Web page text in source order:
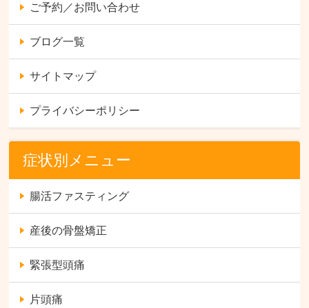
ご予約／お問い合わせ
ブログ一覧
サイトマップ
プライバシーポリシー
症状別メニュー
腸活ファスティング
産後の骨盤矯正
緊張型頭痛
片頭痛